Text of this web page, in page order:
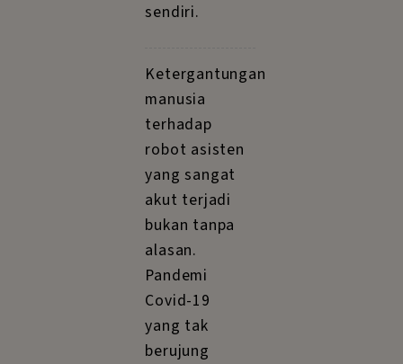
sendiri.
Ketergantungan
manusia
terhadap
robot asisten
yang sangat
akut terjadi
bukan tanpa
alasan.
Pandemi
Covid-19
yang tak
berujung